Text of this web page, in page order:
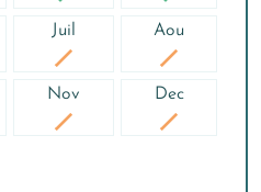
Juil Aou
Nov Dec